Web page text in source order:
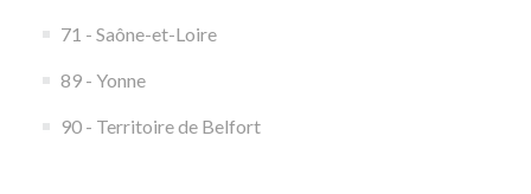
71 - Saône-et-Loire
89 - Yonne
90 - Territoire de Belfort